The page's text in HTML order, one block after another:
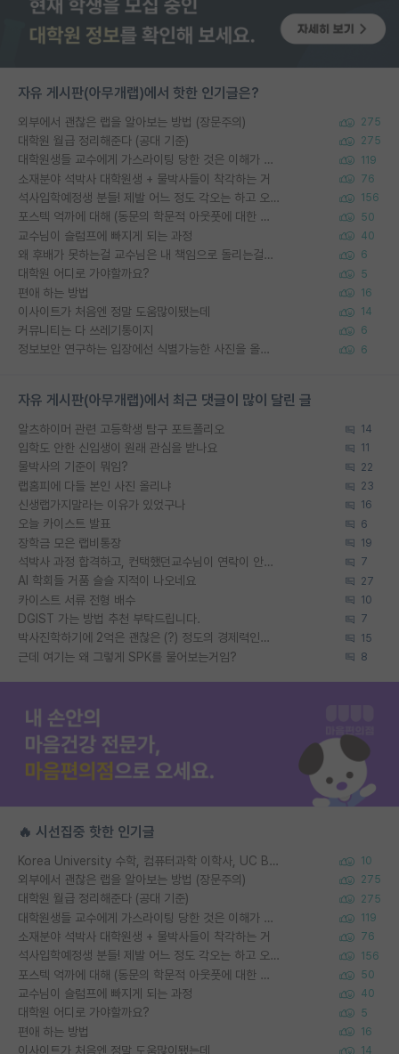
자유 게시판(아무개랩)에서 핫한 인기글은?
외부에서 괜찮은 랩을 알아보는 방법 (장문주의) 275
대학원 월급 정리해준다 (공대 기준) 275
대학원생들 교수에게 가스라이팅 당한 것은 이해가 갑니다. 안타깝네요. 119
소재분야 석박사 대학원생 + 물박사들이 착각하는 거 76
석사입학예정생 분들! 제발 어느 정도 각오는 하고 오세요. 156
포스텍 억까에 대해 (동문의 학문적 아웃풋에 대한 반박) 50
교수님이 슬럼프에 빠지게 되는 과정 40
왜 후배가 못하는걸 교수님은 내 책임으로 돌리는걸까요? 6
대학원 어디로 가야할까요? 5
편애 하는 방법 16
이사이트가 처음엔 정말 도움많이됐는데 14
커뮤니티는 다 쓰레기통이지 6
정보보안 연구하는 입장에선 식별가능한 사진을 올리는건 비추이긴함 6
자유 게시판(아무개랩)에서 최근 댓글이 많이 달린 글
알츠하이머 관련 고등학생 탐구 포트폴리오 14
입학도 안한 신입생이 원래 관심을 받나요 11
물박사의 기준이 뭐임? 22
랩홈피에 다들 본인 사진 올리냐 23
신생랩가지말라는 이유가 있었구나 16
오늘 카이스트 발표 6
장학금 모은 랩비통장 19
석박사 과정 합격하고, 컨택했던교수님이 연락이 안됩니다... 7
AI 학회들 거품 슬슬 지적이 나오네요 27
카이스트 서류 전형 배수 10
DGIST 가는 방법 추천 부탁드립니다. 7
박사진학하기에 2억은 괜찮은 (?) 정도의 경제력인가요 15
근데 여기는 왜 그렇게 SPK를 물어보는거임? 8
🔥 시선집중 핫한 인기글
Korea University 수학, 컴퓨터과학 이학사, UC Berkeley 산업공학 대학원 공학박사가 되는 것은 쉽지 않겠죠? 10
외부에서 괜찮은 랩을 알아보는 방법 (장문주의) 275
대학원 월급 정리해준다 (공대 기준) 275
대학원생들 교수에게 가스라이팅 당한 것은 이해가 갑니다. 안타깝네요. 119
소재분야 석박사 대학원생 + 물박사들이 착각하는 거 76
석사입학예정생 분들! 제발 어느 정도 각오는 하고 오세요. 156
포스텍 억까에 대해 (동문의 학문적 아웃풋에 대한 반박) 50
교수님이 슬럼프에 빠지게 되는 과정 40
대학원 어디로 가야할까요? 5
편애 하는 방법 16
이사이트가 처음엔 정말 도움많이됐는데 14